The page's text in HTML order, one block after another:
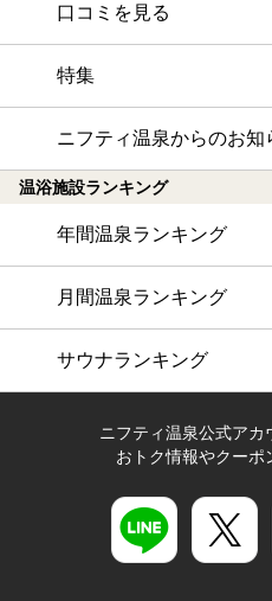
口コミを見る
特集
ニフティ温泉からのお知
温浴施設ランキング
年間温泉ランキング
月間温泉ランキング
サウナランキング
ニフティ温泉公式アカ
おトク情報やクーポ